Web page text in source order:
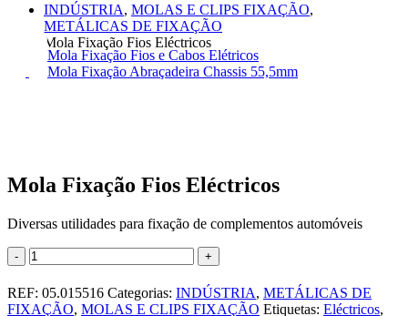
INDÚSTRIA, MOLAS E CLIPS FIXAÇÃO,
METÁLICAS DE FIXAÇÃO
Mola Fixação Fios Eléctricos
Mola Fixação Fios e Cabos Elétricos
Mola Fixação Abraçadeira Chassis 55,5mm
Mola Fixação Fios Eléctricos
Diversas utilidades para fixação de complementos automóveis
- +
REF: 05.015516 Categorias: INDÚSTRIA, METÁLICAS DE
FIXAÇÃO, MOLAS E CLIPS FIXAÇÃO Etiquetas: Eléctricos,